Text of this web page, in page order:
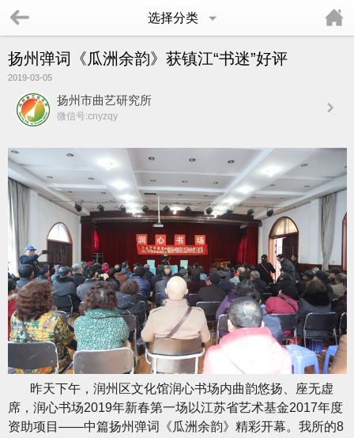
选择分类
扬州弹词《瓜洲余韵》获镇江“书迷”好评
2019-03-05
扬州市曲艺研究所
微信号:cnyzqy
昨天下午，润州区文化馆润心书场内曲韵悠扬、座无虚
席，润心书场2019年新春第一场以江苏省艺术基金2017年度
资助项目——中篇扬州弹词《瓜洲余韵》精彩开幕。我所的8